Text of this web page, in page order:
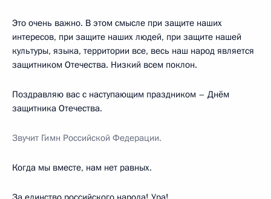
Это очень важно. В этом смысле при защите наших
интересов, при защите наших людей, при защите нашей
культуры, языка, территории все, весь наш народ является
защитником Отечества. Низкий всем поклон.
Поздравляю вас с наступающим праздником – Днём
защитника Отечества.
Звучит Гимн Российской Федерации.
Когда мы вместе, нам нет равных.